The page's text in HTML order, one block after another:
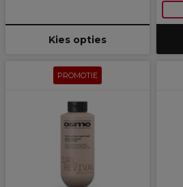
Kies opties
PROMOTIE